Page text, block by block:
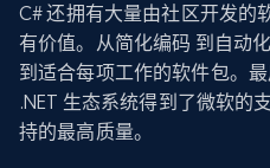
C# 还拥有大量由社区开发的
有价值。从简化编码 到自动
到适合每项工作的软件包。
.NET 生态系统得到了微软的
持的最高质量。